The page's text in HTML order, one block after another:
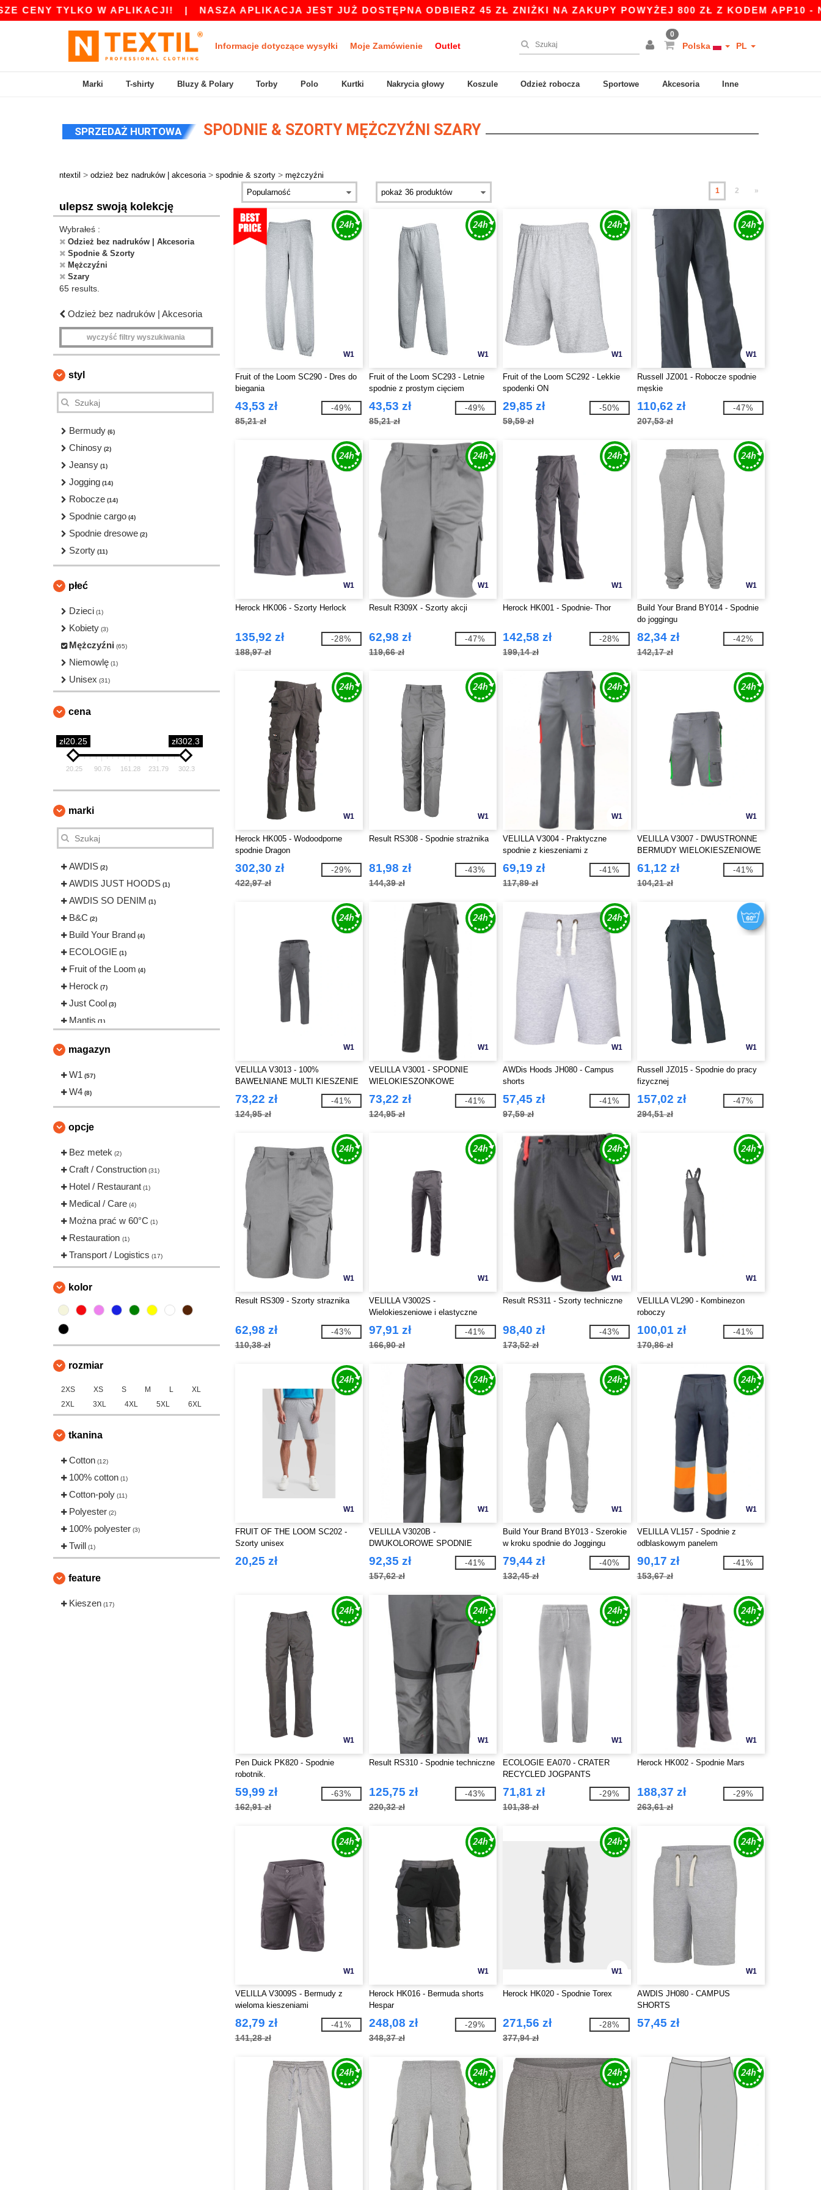
TYLKO W APLIKACJI!|NASZA APLIKACJA JEST JUŻ DOSTĘPNA ODBIERZ 45 ZŁ ZNIŻKI NA ZAKUPY POWYŻEJ 800 ZŁ Z KODEM APP10 - NIŻSZE
Informacje dotyczące wysyłki Moje Zamówienie Outlet
0
Polska PL
Marki T-shirty Bluzy & Polary Torby Polo Kurtki Nakrycia głowy Koszule Odzież robocza Sportowe Akcesoria Inne
SPRZEDAŻ HURTOWA SPODNIE & SZORTY MĘŻCZYŹNI SZARY
ntextil > odzież bez nadruków | akcesoria > spodnie & szorty > mężczyźni
ulepsz swoją kolekcję
Wybrałeś :
Odzież bez nadruków | Akcesoria
Spodnie & Szorty
Mężczyźni
Szary
65 results.
Odzież bez nadruków | Akcesoria
wyczyść filtry wyszukiwania
styl
Bermudy (6)
Chinosy (2)
Jeansy (1)
Jogging (14)
Robocze (14)
Spodnie cargo (4)
Spodnie dresowe (2)
Szorty (11)
płeć
Dzieci (1)
Kobiety (3)
Mężczyźni (65)
Niemowlę (1)
Unisex (31)
cena
zł20.25 zł302.3
20.25 90.76 161.28 231.79 302.3
marki
AWDIS (2)
AWDIS JUST HOODS (1)
AWDIS SO DENIM (1)
B&C (2)
Build Your Brand (4)
ECOLOGIE (1)
Fruit of the Loom (4)
Herock (7)
Just Cool (3)
Mantis (1)
Pen Duick
RICA LEWIS
Regatta
Result (5)
Roly Workwear
Skinnifit
TIGER
Tee Jays
VELILLA
VESTI (2)
magazyn
W1 (57)
W4 (8)
opcje
Bez metek (2)
Craft / Construction (31)
Hotel / Restaurant (1)
Medical / Care (4)
Można prać w 60°C (1)
Restauration (1)
Transport / Logistics (17)
kolor
rozmiar
2XS XS S M L
XL
2XL
3XL 4XL 5XL 6XL
tkanina
Cotton (12)
100% cotton (1)
Cotton-poly (11)
Polyester (2)
100% polyester (3)
Twill (1)
feature
Kieszen (17)
1 2 »
W1
Fruit of the Loom SC290 - Dres do
biegania
43,53 zł
85,21 zł
-49%
W1
Fruit of the Loom SC293 - Letnie
spodnie z prostym cięciem
43,53 zł
85,21 zł
-49%
W1
Fruit of the Loom SC292 - Lekkie
spodenki ON
29,85 zł
59,59 zł
-50%
W1
Russell JZ001 - Robocze spodnie
męskie
110,62 zł
207,53 zł
-47%
W1
Herock HK006 - Szorty Herlock
135,92 zł
188,97 zł
-28%
W1
Result R309X - Szorty akcji
62,98 zł
119,66 zł
-47%
W1
Herock HK001 - Spodnie- Thor
142,58 zł
199,14 zł
-28%
W1
Build Your Brand BY014 - Spodnie
do joggingu
82,34 zł
142,17 zł
-42%
W1
Herock HK005 - Wodoodporne
spodnie Dragon
302,30 zł
422,97 zł
-29%
W1
Result RS308 - Spodnie strażnika
81,98 zł
144,39 zł
-43%
W1
VELILLA V3004 - Praktyczne
spodnie z kieszeniami z
kontrastowym akcentem
69,19 zł
117,89 zł
-41%
W1
VELILLA V3007 - DWUSTRONNE
BERMUDY WIELOKIESZENIOWE
61,12 zł
104,21 zł
-41%
W1
VELILLA V3013 - 100%
BAWEŁNIANE MULTI KIESZENIE
KIESZONKI
73,22 zł
124,95 zł
-41%
W1
VELILLA V3001 - SPODNIE
WIELOKIESZONKOWE
73,22 zł
124,95 zł
-41%
W1
AWDis Hoods JH080 - Campus
shorts
57,45 zł
97,59 zł
-41%
W1
Russell JZ015 - Spodnie do pracy
fizycznej
157,02 zł
294,51 zł
-47%
W1
Result RS309 - Szorty straznika
62,98 zł
110,38 zł
-43%
W1
VELILLA V3002S -
Wielokieszeniowe i elastyczne
spodnie
97,91 zł
166,90 zł
-41%
W1
Result RS311 - Szorty techniczne
98,40 zł
173,52 zł
-43%
W1
VELILLA VL290 - Kombinezon
roboczy
100,01 zł
170,86 zł
-41%
W1
FRUIT OF THE LOOM SC202 -
Szorty unisex
20,25 zł
W1
VELILLA V3020B -
DWUKOLOROWE SPODNIE
KIESZONKOWE
92,35 zł
157,62 zł
-41%
W1
Build Your Brand BY013 - Szerokie
w kroku spodnie do Joggingu
79,44 zł
132,45 zł
-40%
W1
VELILLA VL157 - Spodnie z
odblaskowym panelem
90,17 zł
153,67 zł
-41%
W1
Pen Duick PK820 - Spodnie
robotnik.
59,99 zł
162,91 zł
-63%
W1
Result RS310 - Spodnie techniczne
125,75 zł
220,32 zł
-43%
W1
ECOLOGIE EA070 - CRATER
RECYCLED JOGPANTS
71,81 zł
101,38 zł
-29%
W1
Herock HK002 - Spodnie Mars
188,37 zł
263,61 zł
-29%
W1
VELILLA V3009S - Bermudy z
wieloma kieszeniami
82,79 zł
141,28 zł
-41%
W1
Herock HK016 - Bermuda shorts
Hespar
248,08 zł
348,37 zł
-29%
W1
Herock HK020 - Spodnie Torex
271,56 zł
377,94 zł
-28%
W1
AWDIS JH080 - CAMPUS
SHORTS
57,45 zł